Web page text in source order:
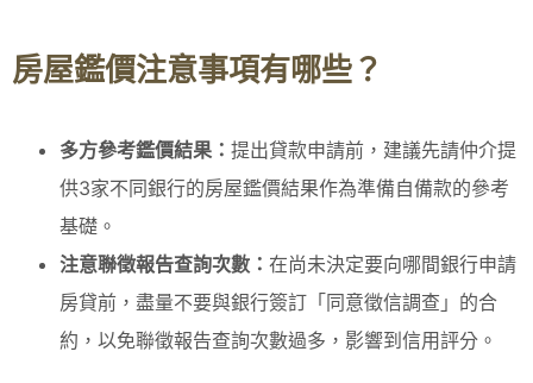
房屋鑑價注意事項有哪些？
多方參考鑑價結果： 提出貸款申請前，建議先請仲介提
供3家不同銀行的房屋鑑價結果作為準備自備款的參考
基礎。
注意聯徵報告查詢次數： 在尚未決定要向哪間銀行申請
房貸前，盡量不要與銀行簽訂「同意徵信調查」的合
約，以免聯徵報告查詢次數過多，影響到信用評分。